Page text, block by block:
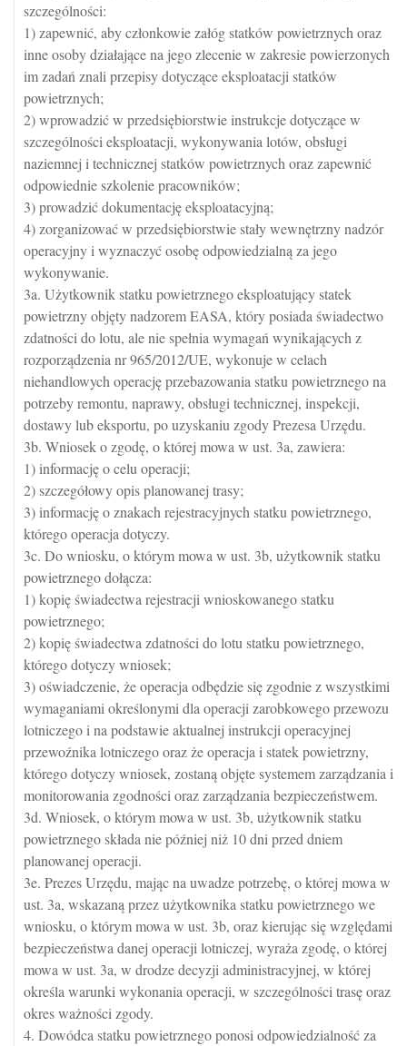
szczególności:
1) zapewnić, aby członkowie załóg statków powietrznych oraz
inne osoby działające na jego zlecenie w zakresie powierzonych
im zadań znali przepisy dotyczące eksploatacji statków
powietrznych;
2) wprowadzić w przedsiębiorstwie instrukcje dotyczące w
szczególności eksploatacji, wykonywania lotów, obsługi
naziemnej i technicznej statków powietrznych oraz zapewnić
odpowiednie szkolenie pracowników;
3) prowadzić dokumentację eksploatacyjną;
4) zorganizować w przedsiębiorstwie stały wewnętrzny nadzór
operacyjny i wyznaczyć osobę odpowiedzialną za jego
wykonywanie.
3a. Użytkownik statku powietrznego eksploatujący statek
powietrzny objęty nadzorem EASA, który posiada świadectwo
zdatności do lotu, ale nie spełnia wymagań wynikających z
rozporządzenia nr 965/2012/UE, wykonuje w celach
niehandlowych operację przebazowania statku powietrznego na
potrzeby remontu, naprawy, obsługi technicznej, inspekcji,
dostawy lub eksportu, po uzyskaniu zgody Prezesa Urzędu.
3b. Wniosek o zgodę, o której mowa w ust. 3a, zawiera:
1) informację o celu operacji;
2) szczegółowy opis planowanej trasy;
3) informację o znakach rejestracyjnych statku powietrznego,
którego operacja dotyczy.
3c. Do wniosku, o którym mowa w ust. 3b, użytkownik statku
powietrznego dołącza:
1) kopię świadectwa rejestracji wnioskowanego statku
powietrznego;
2) kopię świadectwa zdatności do lotu statku powietrznego,
którego dotyczy wniosek;
3) oświadczenie, że operacja odbędzie się zgodnie z wszystkimi
wymaganiami określonymi dla operacji zarobkowego przewozu
lotniczego i na podstawie aktualnej instrukcji operacyjnej
przewoźnika lotniczego oraz że operacja i statek powietrzny,
którego dotyczy wniosek, zostaną objęte systemem zarządzania i
monitorowania zgodności oraz zarządzania bezpieczeństwem.
3d. Wniosek, o którym mowa w ust. 3b, użytkownik statku
powietrznego składa nie później niż 10 dni przed dniem
planowanej operacji.
3e. Prezes Urzędu, mając na uwadze potrzebę, o której mowa w
ust. 3a, wskazaną przez użytkownika statku powietrznego we
wniosku, o którym mowa w ust. 3b, oraz kierując się względami
bezpieczeństwa danej operacji lotniczej, wyraża zgodę, o której
mowa w ust. 3a, w drodze decyzji administracyjnej, w której
określa warunki wykonania operacji, w szczególności trasę oraz
okres ważności zgody.
4. Dowódca statku powietrznego ponosi odpowiedzialność za